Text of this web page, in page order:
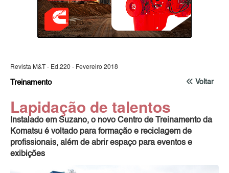
Revista M&T - Ed.220 - Fevereiro 2018
Voltar
Treinamento
Lapidação de talentos
Instalado em Suzano, o novo Centro de Treinamento da
Komatsu é voltado para formação e reciclagem de
profissionais, além de abrir espaço para eventos e
exibições